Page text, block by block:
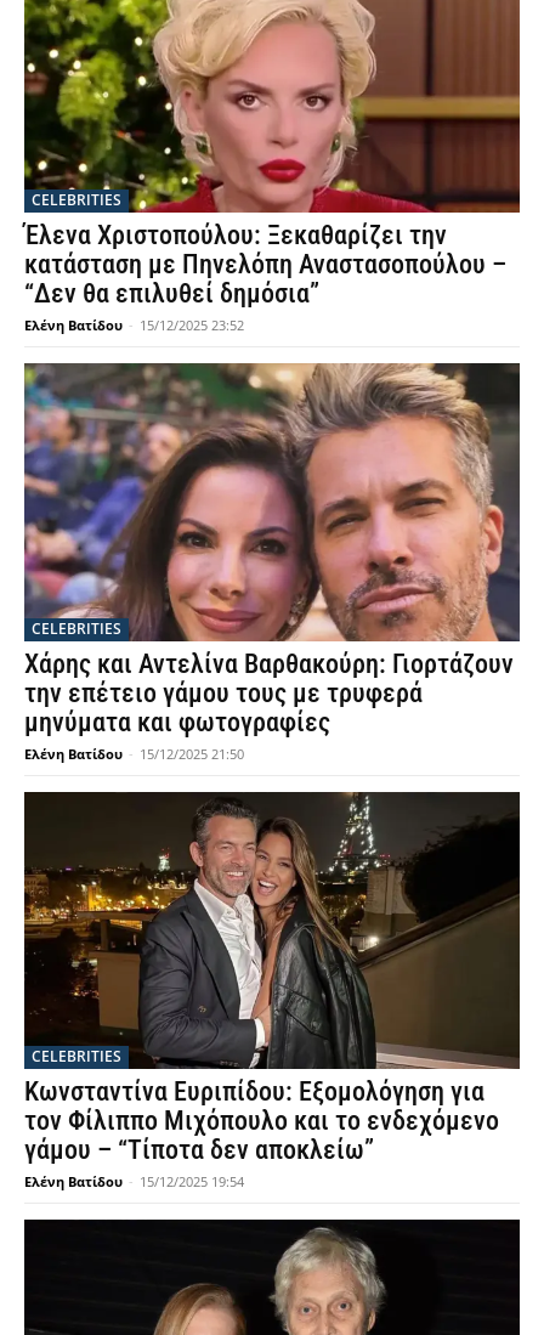
CELEBRITIES
Έλενα Χριστοπούλου: Ξεκαθαρίζει την
κατάσταση με Πηνελόπη Αναστασοπούλου –
“Δεν θα επιλυθεί δημόσια”
Ελένη Βατίδου - 15/12/2025 23:52
CELEBRITIES
Χάρης και Αντελίνα Βαρθακούρη: Γιορτάζουν
την επέτειο γάμου τους με τρυφερά
μηνύματα και φωτογραφίες
Ελένη Βατίδου - 15/12/2025 21:50
CELEBRITIES
Κωνσταντίνα Ευριπίδου: Εξομολόγηση για
τον Φίλιππο Μιχόπουλο και το ενδεχόμενο
γάμου – “Τίποτα δεν αποκλείω”
Ελένη Βατίδου - 15/12/2025 19:54